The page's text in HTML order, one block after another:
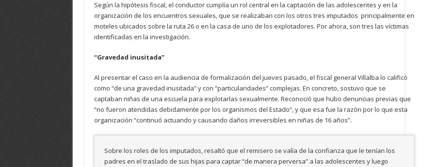
Según la hipótesis fiscal, el conductor cumplía un rol central en la captación de las adolescentes y en la
organización de los encuentros sexuales, que se realizaban con los otros tres imputados principalmente en
moteles ubicados sobre la ruta 26 o en la casa de uno de los explotadores. Por ahora, son tres las víctimas
identificadas en la investigación.
“Gravedad inusitada”
Al presentar el caso en la audiencia de formalización del jueves pasado, el fiscal general Villalba lo calificó
como “de una gravedad inusitada” y con “particularidades” complejas. En concreto, sostuvo que se
captaban niñas de una escuela para explotarlas sexualmente. Reconoció que hubo denuncias previas que
“no fueron atendidas debidamente por los organismos del Estado”, y que esa fue la razón por lo que esta
organización “continuó actuando y causando daños irreversibles en niñas de 16 años”.
Sobre los roles de los imputados, resaltó que el remisero se valía de la confianza que le tenían los
padres en el traslado de sus hijas para captar “de manera perversa” a las adolescentes y luego